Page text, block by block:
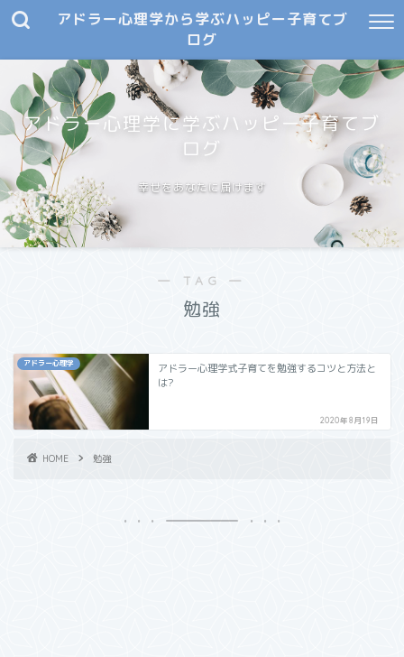
アドラー心理学から学ぶハッピー子育てブ
ログ
アドラー心理学に学ぶハッピー子育てブ
ログ
幸せをあなたに届けます
― TAG ―
勉強
アドラー心理学
アドラー心理学式子育てを勉強するコツと方法と
は?
2020年8月19日
HOME 勉強